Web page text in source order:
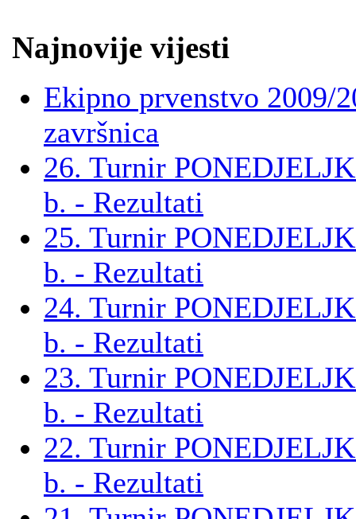
Najnovije vijesti
Ekipno prvenstvo 2009/
završnica
26. Turnir
b. - Rezultati
25. Turnir
b. - Rezultati
24. Turnir
b. - Rezultati
23. Turnir
b. - Rezultati
22. Turnir
b. - Rezultati